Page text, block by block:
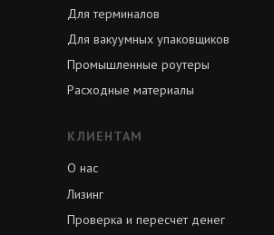
КЛИЕНТАМ
О нас
Лизинг
Для терминалов
Расходные материалы
Проверка и пересчет денег
Для вакуумных упаковщиков
Промышленные роутеры